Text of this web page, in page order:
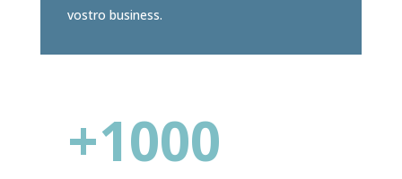
vostro business.
+1000